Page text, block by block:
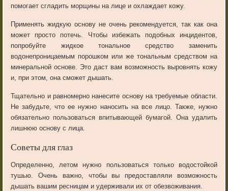
помогает сгладить морщины на лице и охлаждает кожу.
Применять жидкую основу не очень рекомендуется, так как она
может просто потечь. Чтобы избежать подобных инцидентов,
попробуйте жидкое тональное средство заменить
водонепроницаемым порошком или же тональным средством на
минеральной основе. Это даст вам возможность выровнять кожу
и, при этом, она сможет дышать.
Тщательно и равномерно нанесите основу на требуемые области.
Не забудьте, что ее нужно наносить на все лицо. Также, нужно
обязательно пользоваться впитывающей бумагой. Она удалить
лишнюю основу с лица.
Советы для глаз
Определенно, летом нужно пользоваться только водостойкой
тушью. Очень важно, чтобы вы предоставляли возможность
дышать вашим ресницам и удерживали их от обезвоживания.